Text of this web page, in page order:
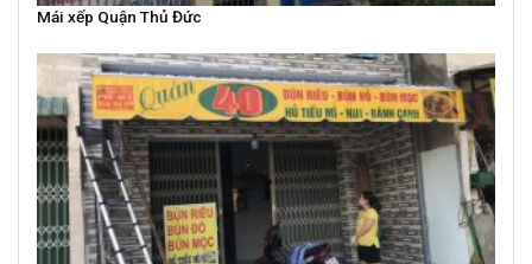
Mái xếp Quận Thủ Đức